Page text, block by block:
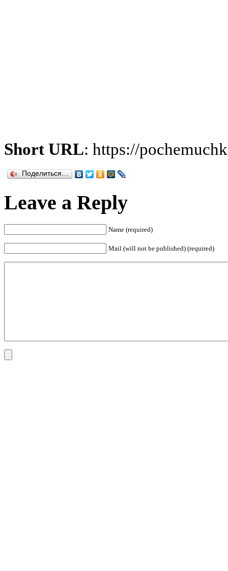
Short URL: https://
Поделиться…
Leave a Reply
Name (required)
Mail (will not be published) (required)